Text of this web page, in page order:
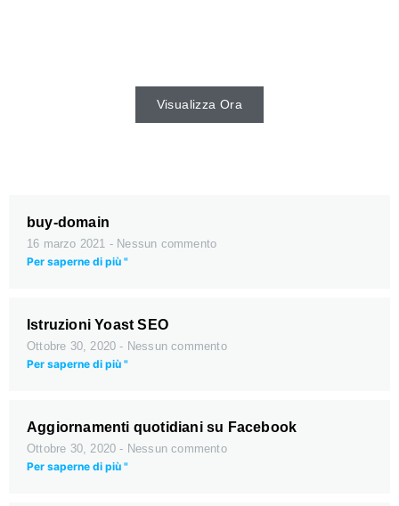
Visualizza Ora
buy-domain
16 marzo 2021
Nessun commento
Per saperne di più "
Istruzioni Yoast SEO
Ottobre 30, 2020
Nessun commento
Per saperne di più "
Aggiornamenti quotidiani su Facebook
Ottobre 30, 2020
Nessun commento
Per saperne di più "